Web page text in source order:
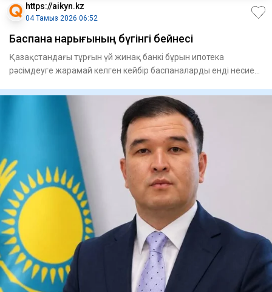
https://aikyn.kz
04 Тамыз 2026 06:52
Баспана нарығының бүгінгі бейнесі
Қазақстандағы тұрғын үй жинақ банкі бұрын ипотека
рәсімдеуге жарамай келген кейбір баспаналарды енді несие